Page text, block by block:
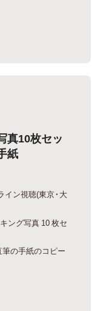
真10枚セッ
紙
ン視聴(東京・大
ング写真 10 枚セ
の手紙のコピー